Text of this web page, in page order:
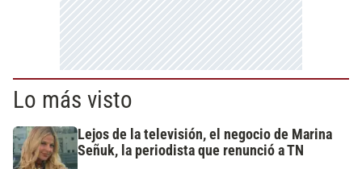
Lo más visto
Lejos de la televisión, el negocio de Marina
Señuk, la periodista que renunció a TN